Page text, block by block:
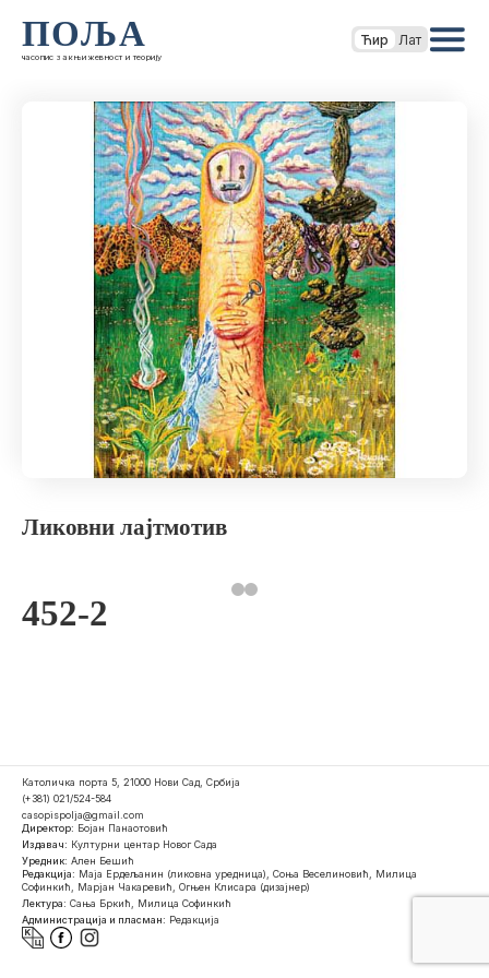
ПОЉА
часопис за књижевност и теорију
Ћир Лат
Ликовни лајтмотив
452-2
Католичка порта 5, 21000 Нови Сад, Србија
(+381) 021/524-584
casopispolja@gmail.com
Директор: Бојан Панаотовић
Издавач: Културни центар Новог Сада
Уредник: Ален Бешић
Редакција: Маја Ердељанин (ликовна уредница), Соња Веселиновић, Милица
Софинкић, Марјан Чакаревић, Огњен Клисара (дизајнер)
Лектура: Сања Бркић, Милица Софинкић
Администрација и пласман: Редакција